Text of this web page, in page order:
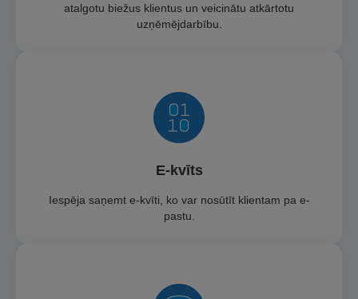
atalgotu biežus klientus un veicinātu atkārtotu
uzņēmējdarbību.
E-kvīts
Iespēja saņemt e-kvīti, ko var nosūtīt klientam pa e-
pastu.